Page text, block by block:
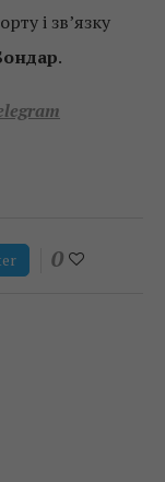
і зв’язку
.
0